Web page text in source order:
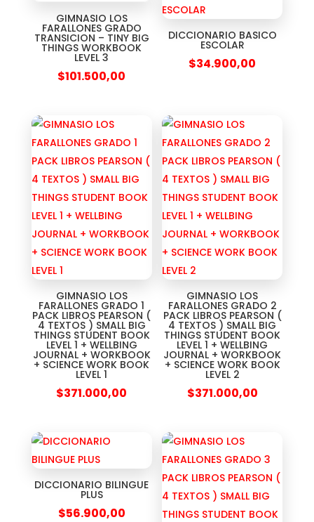
GIMNASIO LOS
FARALLONES GRADO
TRANSICION – TINY BIG
THINGS WORKBOOK
LEVEL 3
$101.500,00
DICCIONARIO BASICO
ESCOLAR
$34.900,00
GIMNASIO LOS
FARALLONES GRADO 1
PACK LIBROS PEARSON (
4 TEXTOS ) SMALL BIG
THINGS STUDENT BOOK
LEVEL 1 + WELLBING
JOURNAL + WORKBOOK
+ SCIENCE WORK BOOK
LEVEL 1
$371.000,00
GIMNASIO LOS
FARALLONES GRADO 2
PACK LIBROS PEARSON (
4 TEXTOS ) SMALL BIG
THINGS STUDENT BOOK
LEVEL 1 + WELLBING
JOURNAL + WORKBOOK
+ SCIENCE WORK BOOK
LEVEL 2
$371.000,00
DICCIONARIO BILINGUE
PLUS
$56.900,00